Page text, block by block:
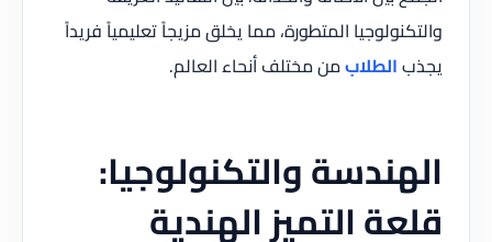
المتطورة، مما يخلق مزيجاً تعليمياً فريداً
الطلابمن مختلف أنحاء العالم.
والتكنولوجيا:
التميز الهندية